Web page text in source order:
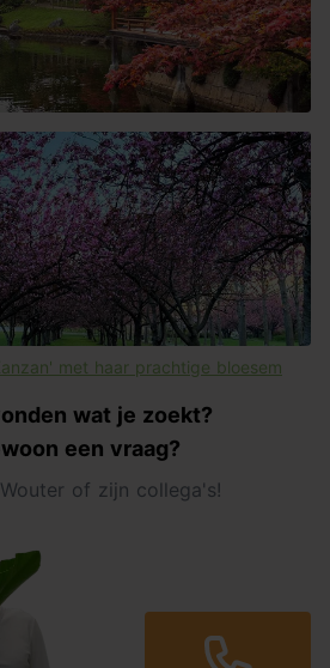
met haar prachtige bloesem
wat je zoekt?
een vraag?
of zijn collega's!